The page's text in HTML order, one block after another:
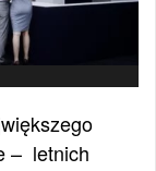
– letnich